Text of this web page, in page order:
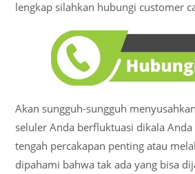
lengkap silahkan hubungi customer
Akan sungguh-sungguh
seluler Anda berfluktuasi dikala
tengah percakapan penting atau
dipahami bahwa tak ada yang bisa